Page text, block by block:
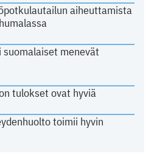
aiheuttamista
suomalaiset menevät
tulokset ovat hyviä
toimii hyvin